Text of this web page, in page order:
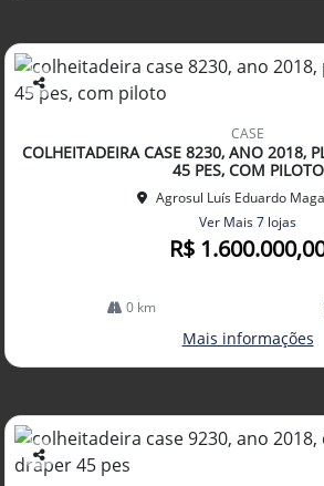
Co
arti
lhe
CASE
COLHEITADEIRA CASE 8230, ANO 2018,
45 PES, COM PILOTO
Agrosul Luís Eduardo
Ver Mais 7 lojas
R$
0 km
Mais informações
Co